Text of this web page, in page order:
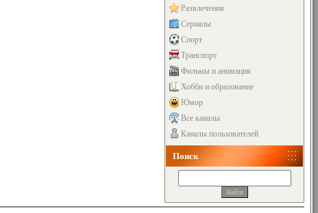
Развлечения
Сериалы
Спорт
Транспорт
Фильмы и анимация
Хобби и образование
Юмор
Все каналы
Каналы пользователей
Поиск